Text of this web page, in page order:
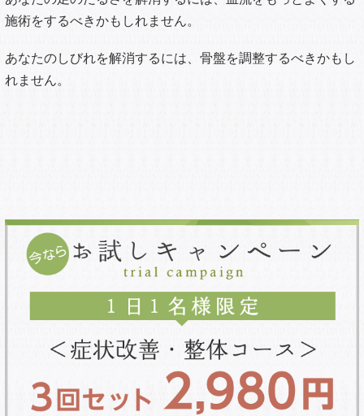
施術をするべきかもしれません。
あなたのしびれを解消するには、骨盤を調整するべきかもし
れません。